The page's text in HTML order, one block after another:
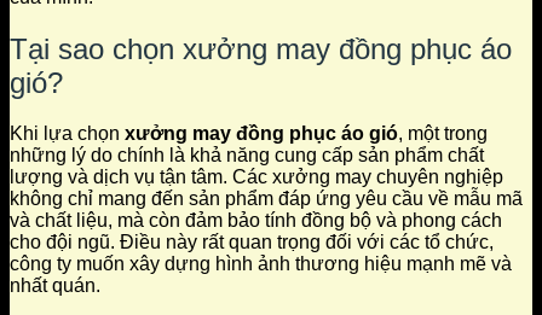
Tại sao chọn xưởng may đồng phục áo
gió?
Khi lựa chọn xưởng may đồng phục áo gió, một trong
những lý do chính là khả năng cung cấp sản phẩm chất
lượng và dịch vụ tận tâm. Các xưởng may chuyên nghiệp
không chỉ mang đến sản phẩm đáp ứng yêu cầu về mẫu mã
và chất liệu, mà còn đảm bảo tính đồng bộ và phong cách
cho đội ngũ. Điều này rất quan trọng đối với các tổ chức,
công ty muốn xây dựng hình ảnh thương hiệu mạnh mẽ và
nhất quán.